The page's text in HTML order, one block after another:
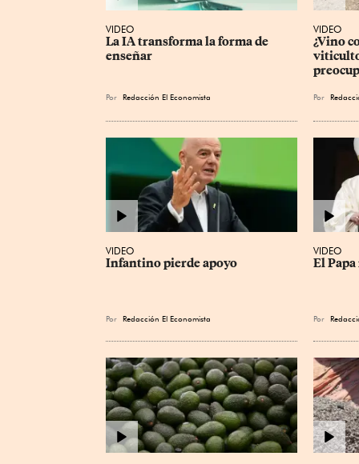
VIDEO
La IA transforma la forma de
enseñar
Por Redacción El Economista
VIDEO
¿Vino
Por
VIDEO
Infantino pierde apoyo
Por Redacción El Economista
VIDEO
El
Por